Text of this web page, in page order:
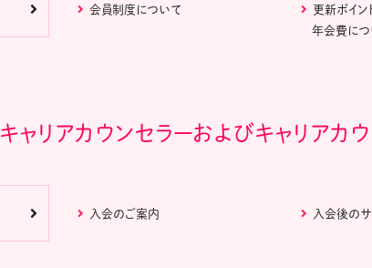
会員制度について
更新ポイン
年会費につ
キャリアカウンセラーおよびキャリアカ
入会のご案内 入会後の